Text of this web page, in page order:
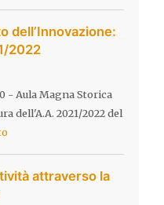
dell’Innovazione:
2022
- Aula Magna Storica
dell'A.A. 2021/2022 del
attraverso la